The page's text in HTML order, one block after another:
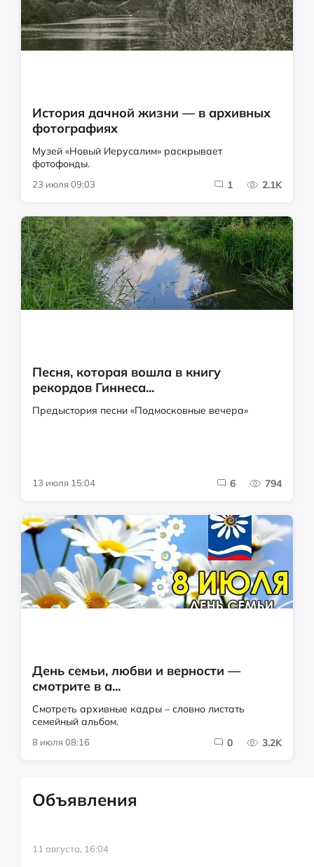
История дачной жизни — в архивных
фотографиях
Музей «Новый Иерусалим» раскрывает
фотофонды.
23 июля 09:03 1 2.1K
Песня, которая вошла в книгу
рекордов Гиннеса...
Предыстория песни «Подмосковные вечера»
13 июля 15:04 6 794
День семьи, любви и верности —
смотрите в а...
Смотреть архивные кадры – словно листать
семейный альбом.
8 июля 08:16 0 3.2K
Объявления
11 августа, 16:04